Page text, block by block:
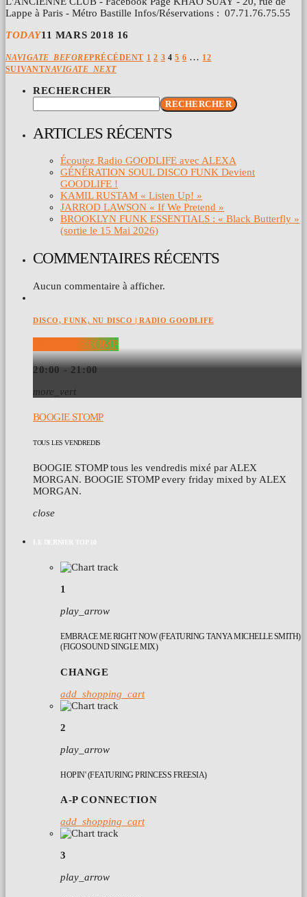
Lappe à Paris - Métro Bastille Infos/Réservations : 07.71.76.75.55
TODAY11 MARS 2018 16
NAVIGATE_BEFOREPRÉCÉDENT 1 2 3 4 5 6 … 12
SUIVANTNAVIGATE_NEXT
RECHERCHER
RECHERCHER
ARTICLES RÉCENTS
Écoutez Radio GOODLIFE avec ALEXA
GÉNÉRATION SOUL DISCO FUNK Devient
GOODLIFE !
KAMIL RUSTAM « Listen Up! »
JARROD LAWSON « If We Pretend »
BROOKLYN FUNK ESSENTIALS : « Black Butterfly »
(sortie le 15 Mai 2026)
COMMENTAIRES RÉCENTS
Aucun commentaire à afficher.
DISCO, FUNK, NU DISCO | RADIO GOODLIFE
BOOGIE STOMP
20:00 - 21:00
more_vert
BOOGIE STOMP
TOUS LES VENDREDIS
BOOGIE STOMP tous les vendredis mixé par ALEX
MORGAN. BOOGIE STOMP every friday mixed by ALEX
MORGAN.
close
LE DERNIER TOP 10
1
play_arrow
EMBRACE ME RIGHT NOW (FEATURING TANYA MICHELLE SMITH)
(FIGOSOUND SINGLE MIX)
CHANGE
add_shopping_cart
2
play_arrow
HOPIN' (FEATURING PRINCESS FREESIA)
A-P CONNECTION
add_shopping_cart
3
play_arrow